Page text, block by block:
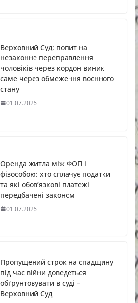
Верховний Суд: попит на
незаконне переправлення
чоловіків через кордон виник
саме через обмеження воєнного
стану
01.07.2026
Оренда житла між ФОП і
фізособою: хто сплачує податки
та які обов’язкові платежі
передбачені законом
01.07.2026
Пропущений строк на спадщину
під час війни доведеться
обґрунтовувати в суді –
Верховний Суд